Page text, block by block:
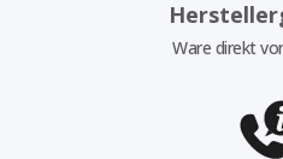
Ware direkt